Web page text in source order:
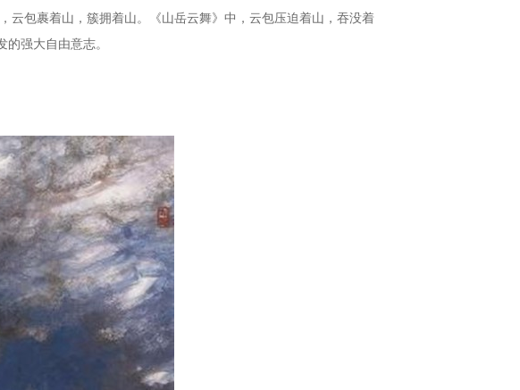
云包裹着山，簇拥着山。《山岳云舞》中，云包压迫着山，吞没着
强大自由意志。